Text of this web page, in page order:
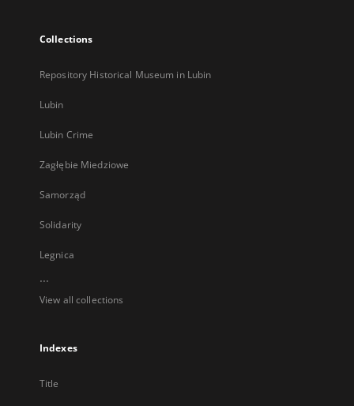
Collections
Repository Historical Museum in Lubin
Lubin
Lubin Crime
Zagłębie Miedziowe
Samorząd
Solidarity
Legnica
...
View all collections
Indexes
Title